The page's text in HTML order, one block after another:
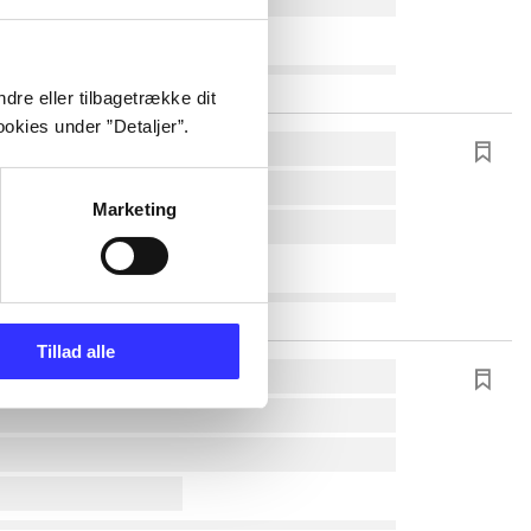
eller tilbagetrække dit
under ”Detaljer”.
Marketing
Tillad alle